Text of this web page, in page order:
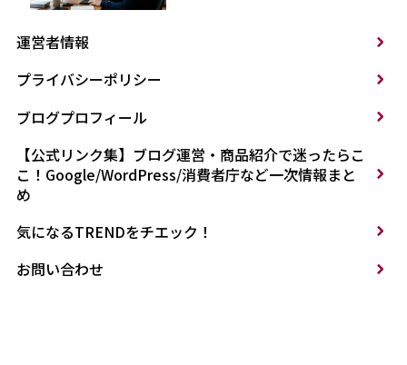
運営者情報
プライバシーポリシー
ブログプロフィール
【公式リンク集】ブログ運営・商品紹介で迷ったらこ
こ！Google/WordPress/消費者庁など一次情報まと
め
気になるTRENDをチエック！
お問い合わせ